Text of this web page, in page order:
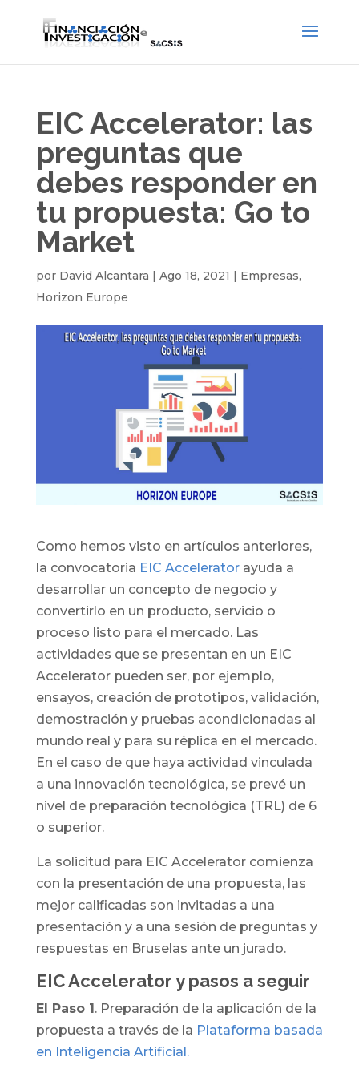
EIC Accelerator: las
preguntas que
debes responder en
tu propuesta: Go to
Market
por David Alcantara | Ago 18, 2021 | Empresas,
Horizon Europe
Como hemos visto en artículos anteriores,
la convocatoria EIC Acceleratorayuda a
desarrollar un concepto de negocio y
convertirlo en un producto, servicio o
proceso listo para el mercado. Las
actividades que se presentan en un EIC
Accelerator pueden ser, por ejemplo,
ensayos, creación de prototipos, validación,
demostración y pruebas acondicionadas al
mundo real y para su réplica en el mercado.
En el caso de que haya actividad vinculada
a una innovación tecnológica, se prevé un
nivel de preparación tecnológica (TRL) de 6
o superior.
La solicitud para EIC Accelerator comienza
con la presentación de una propuesta, las
mejor calificadas son invitadas a una
presentación y a una sesión de preguntas y
respuestas en Bruselas ante un jurado.
EIC Accelerator y pasos a seguir
El Paso 1. Preparación de la aplicación de la
propuesta a través de la Plataforma basada
en Inteligencia Artificial.